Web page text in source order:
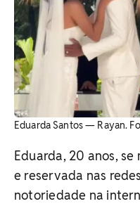
Eduarda Santos — Rayan.
Eduarda, 20 anos,
e reservada nas
notoriedade na